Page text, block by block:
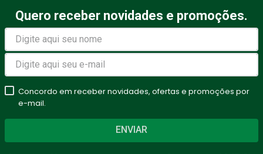
Quero receber novidades e promoções.
Concordo em receber novidades, ofertas e promoções por
e-mail.
ENVIAR